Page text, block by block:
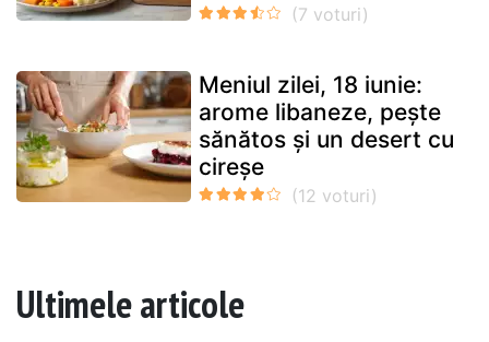
Meniul zilei, 18 iunie:
arome libaneze, pește
sănătos și un desert cu
cireșe
Ultimele articole